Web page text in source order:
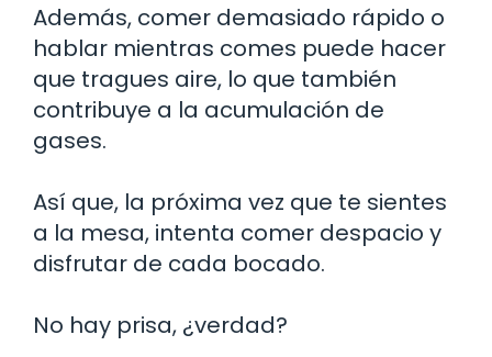
Además, comer demasiado rápido o
hablar mientras comes puede hacer
que tragues aire, lo que también
contribuye a la acumulación de
gases.
Así que, la próxima vez que te sientes
a la mesa, intenta comer despacio y
disfrutar de cada bocado.
No hay prisa, ¿verdad?